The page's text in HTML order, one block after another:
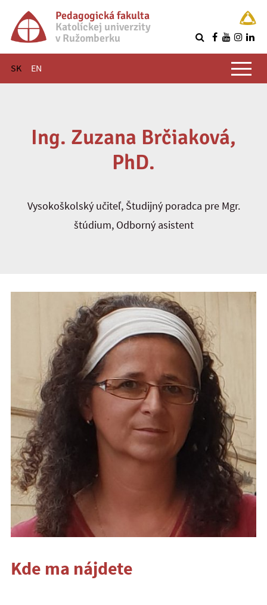
Pedagogická fakulta
Katolíckej univerzity
v Ružomberku
SK EN
Hlavné menu
Ing. Zuzana Brčiaková,
PhD.
Vysokoškolský učiteľ, Študijný poradca pre Mgr.
štúdium, Odborný asistent
Kde ma nájdete